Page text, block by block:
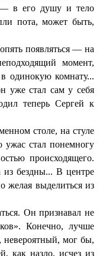
— в его душу и тело
пота, может быть,
появляться — на
момент,
одинокую комнату...
уже стал сам у себя
теперь Сергей к
столе, на стуле
стал понемногу
происходящего.
из бездны... В центре
желая выделиться из
Он признавал не
Конечно, лучше
мог бы,
как назло, исчез из